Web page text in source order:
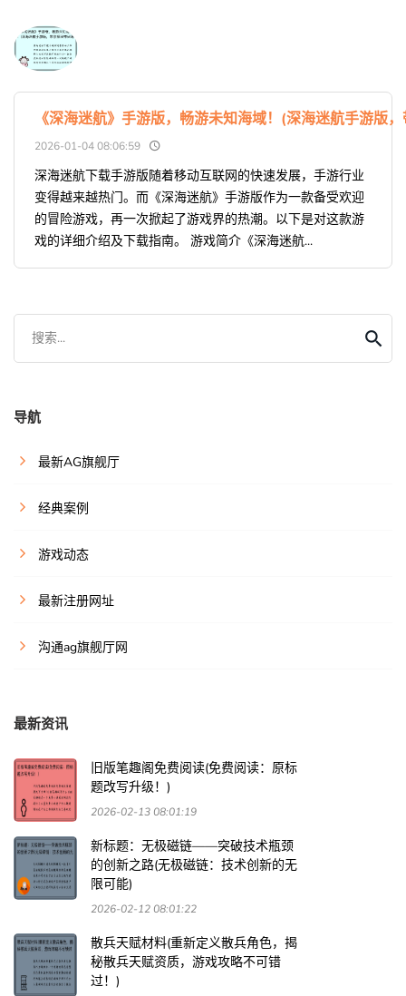
《深海迷航》手游版，畅游未知海域！(深海迷航手游版
2026-01-04 08:06:59
深海迷航下载手游版随着移动互联网的快速发展，手游行业
变得越来越热门。而《深海迷航》手游版作为一款备受欢迎
的冒险游戏，再一次掀起了游戏界的热潮。以下是对这款游
戏的详细介绍及下载指南。 游戏简介《深海迷航...
搜索...
导航
最新AG旗舰厅
经典案例
游戏动态
最新注册网址
沟通ag旗舰厅网
最新资讯
旧版笔趣阁免费阅读(免费阅读：原标
题改写升级！)
2026-02-13 08:01:19
新标题：无极磁链——突破技术瓶颈
的创新之路(无极磁链：技术创新的无
限可能)
2026-02-12 08:01:22
散兵天赋材料(重新定义散兵角色，揭
秘散兵天赋资质，游戏攻略不可错
过！)